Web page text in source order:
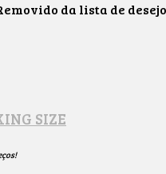
da lista de
SIZE